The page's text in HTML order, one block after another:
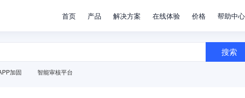
首页 产品 解决方案 在线体验 价格 帮助中心
搜索
加固 智能审核平台